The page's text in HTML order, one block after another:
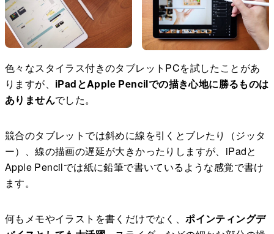
色々なスタイラス付きのタブレットPCを試したことがあ
りますが、 iPadとApple Pencilでの描き心地に勝るものは
ありませんでした。
競合のタブレットでは斜めに線を引くとブレたり（ジッタ
ー）、線の描画の遅延が大きかったりしますが、iPadと
Apple Pencilでは紙に鉛筆で書いているような感覚で書け
ます。
何もメモやイラストを書くだけでなく、ポインティングデ